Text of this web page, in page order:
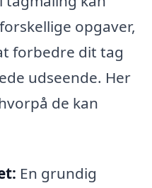
opgaver,
forbedre dit tag
udseende. Her
de kan
En grundig